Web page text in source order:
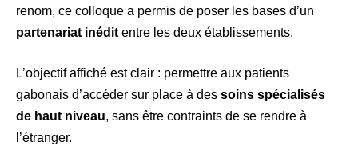
renom, ce colloque a permis de poser les bases d’un
partenariat inédit entre les deux établissements.
L’objectif affiché est clair : permettre aux patients
gabonais d’accéder sur place à des soins spécialisés
de haut niveau, sans être contraints de se rendre à
l’étranger.